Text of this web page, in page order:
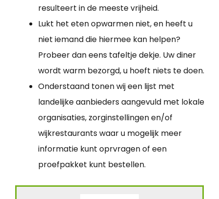
resulteert in de meeste vrijheid.
Lukt het eten opwarmen niet, en heeft u
niet iemand die hiermee kan helpen?
Probeer dan eens tafeltje dekje. Uw diner
wordt warm bezorgd, u hoeft niets te doen.
Onderstaand tonen wij een lijst met
landelijke aanbieders aangevuld met lokale
organisaties, zorginstellingen en/of
wijkrestaurants waar u mogelijk meer
informatie kunt oprvragen of een
proefpakket kunt bestellen.